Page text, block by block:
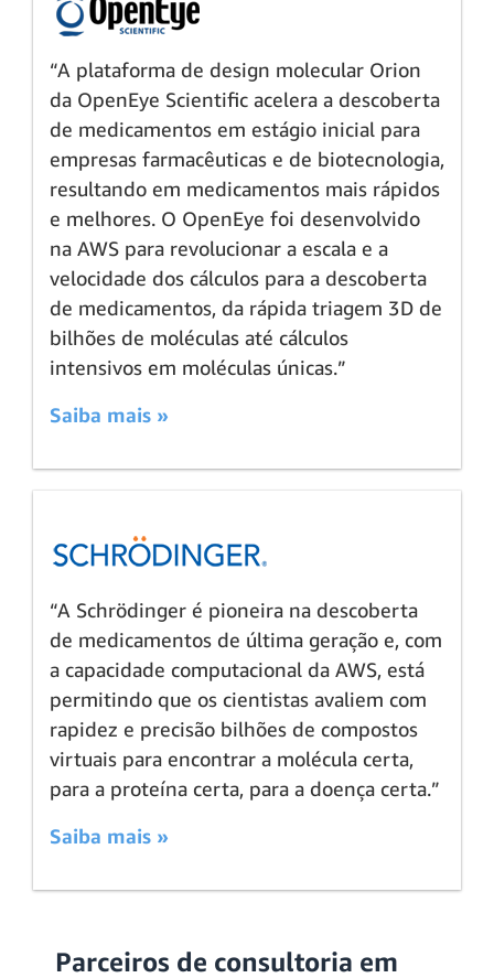
“A plataforma de design molecular Orion
da OpenEye Scientific acelera a descoberta
de medicamentos em estágio inicial para
empresas farmacêuticas e de biotecnologia,
resultando em medicamentos mais rápidos
e melhores. O OpenEye foi desenvolvido
na AWS para revolucionar a escala e a
velocidade dos cálculos para a descoberta
de medicamentos, da rápida triagem 3D de
bilhões de moléculas até cálculos
intensivos em moléculas únicas.”
Saiba mais »
“A Schrödinger é pioneira na descoberta
de medicamentos de última geração e, com
a capacidade computacional da AWS, está
permitindo que os cientistas avaliem com
rapidez e precisão bilhões de compostos
virtuais para encontrar a molécula certa,
para a proteína certa, para a doença certa.”
Saiba mais »
Parceiros de consultoria em